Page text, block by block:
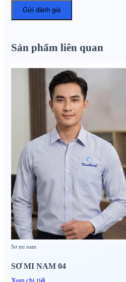
Sản phẩm liên quan
Sơ mi nam
SƠ MI NAM 04